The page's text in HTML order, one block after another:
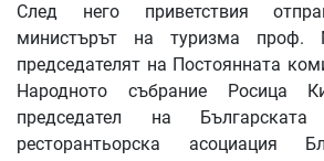
След него приветствия
министърът на туризма проф.
председателят на Постоянната
Народното събрание Росица
председател на
ресторантьорска асоциация